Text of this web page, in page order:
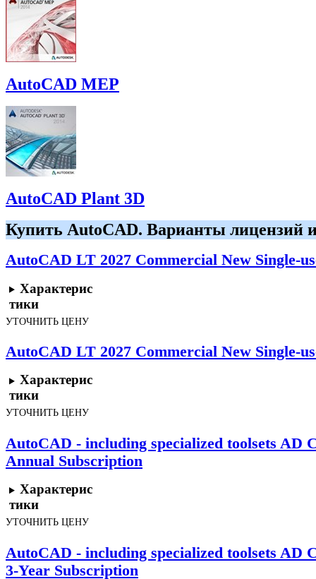
AutoCAD MEP
AutoCAD Plant 3D
Купить AutoCAD. Варианты лицензий
AutoCAD LT 2027 Commercial New Single-
Характерис
тики
УТОЧНИТЬ ЦЕНУ
AutoCAD LT 2027 Commercial New Single-
Характерис
тики
УТОЧНИТЬ ЦЕНУ
AutoCAD - including specialized toolsets AD
Annual Subscription
Характерис
тики
УТОЧНИТЬ ЦЕНУ
AutoCAD - including specialized toolsets AD
3-Year Subscription